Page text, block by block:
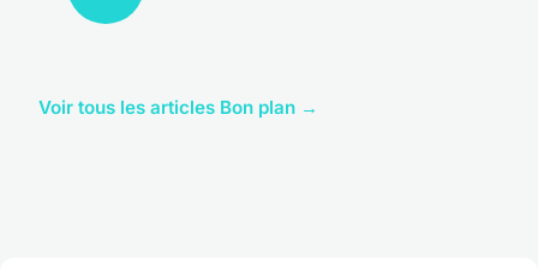
Voir tous les articles Bon plan →